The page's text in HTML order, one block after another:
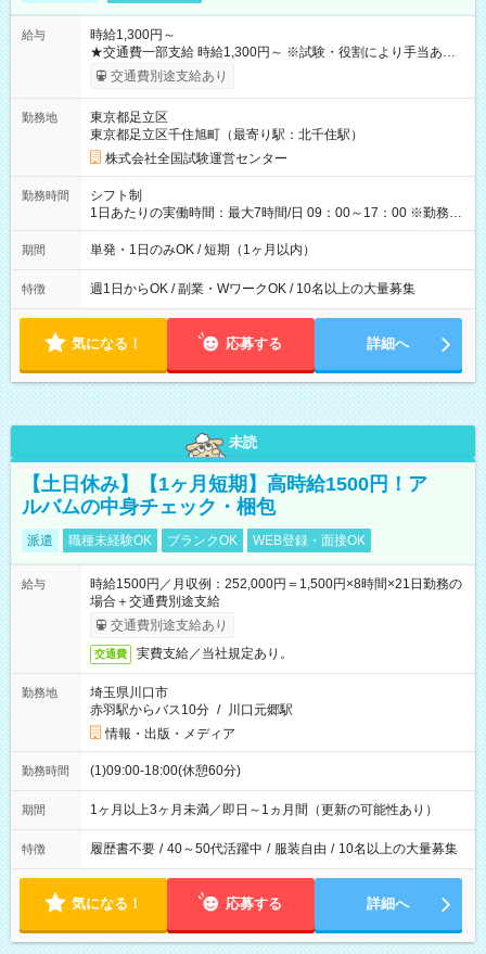
給与
時給1,300円～
★交通費一部支給 時給1,300円～ ※試験・役割により手当あり
※勤務回数により昇給あり 【即給（前払い）オプションあ
り！】 希望される場合、勤務から1週間ほどで給与の一部を受け
例】 ・河合塾模擬試験 8:30～17:30（休憩1時間） 時給1,300円
×8時間＝日収10,400円＋交通費 ※当日の役割により時給＋100
円の場合あり ・国家試験 7:00～13:30（休憩なし） 時給1,300
円（役割手当＋100円）×6時間＝日収8,400円＋交通費 【試用期
間】試用期間なし
交通費別途支給あり
勤務地
東京都足立区
東京都足立区千住旭町（最寄り駅：北千住駅）
株式会社全国試験運営センター
勤務時間
シフト制
1日あたりの実働時間：最大7時間/日 09：00～17：00 ※勤務時
間は 試験により異なります。
期間 単発・1日のみOK / 短期（1ヶ月以内）
特徴 週1日からOK / 副業・WワークOK / 10名以上の大量募集
気になる！ 応募する 詳細へ
未読
【土日休み】【1ヶ月短期】高時給1500円！ア
ルバムの中身チェック・梱包
派遣 職種未経験OK ブランクOK WEB登録・面接OK
給与
時給1500円／月収例：252,000円＝1,500円×8時間×21日勤務の
場合＋交通費別途支給
交通費別途支給あり
交通費 実費支給／当社規定あり。
勤務地
埼玉県川口市
赤羽駅からバス10分 / 川口元郷駅
情報・出版・メディア
勤務時間 (1)09:00-18:00(休憩60分)
期間 1ヶ月以上3ヶ月未満／即日～1ヵ月間（更新の可能性あり）
特徴 履歴書不要 / 40～50代活躍中 / 服装自由 / 10名以上の大量募集
気になる！ 応募する 詳細へ